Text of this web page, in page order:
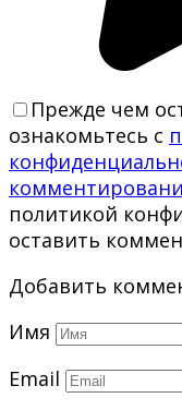
Прежде чем
ознакомьтесь с
политикой
оставить
Добавить
Имя
Email